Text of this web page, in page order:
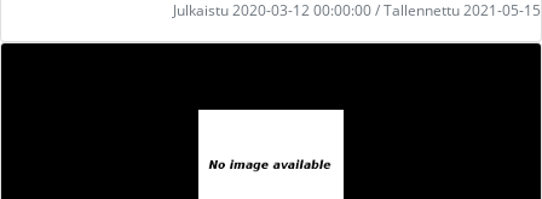
Julkaistu 2020-03-12 00:00:00 / Tallennettu 2021-05-15